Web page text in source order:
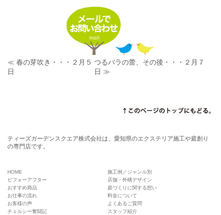
≪ 春の芽吹き・・・２月５
日
つるバラの蕾、その後・・・２月７
日 ≫
ティーズガーデンスクエア株式会社は、愛知県のエクステリア施工や庭創り
の専門店です。
HOME
施工例／ジャンル別
ビフォーアフター
店舗・外構デザイン
おすすめ商品
庭づくりに関する想い
お仕事の流れ
料金について
お客様の声
よくあるご質問
チェルシー奮闘記
スタッフ紹介